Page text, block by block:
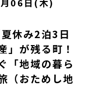
ご希望の場合は下記の
します。※受信制限設
ただけません。その場
できるよう設定をお願
せにはお答えしており
についてお申込はお一
お申込ください。申込
ールアドレスの入力間
室に複数(同性2～4名程
ー対応について個別の
る！「おためし地域留
を詳しく知りたい方
でのオンライン配信
て、以下の2つのステッ
ライン説明会（アーカイ
域留学」を知りたい方
きる「おためし地域留
しました。中学生一人
「安全面」や「事務局
います。ぜひ、ご自宅
ブ動画を視聴す
ご案内する予定です。必
出水駅 8月3日(月)
日(水) 12:00 解散【対
※1室に複数名(同性)で宿
行代金に含まれる費用
泊費（2泊分）・プログ
食事代*以下の費用は参
復交通費・お土産代や
集人数】最大10名（お
者決定】お申し込み多
結果をご連絡いたしま
超える山岳地帯や高原
、新緑、山菜の春、花
とに美しい景色を見る
幡平（とわだはちまん
「安比高原（あっぴこ
ーリゾートとして有名
ができます！そして八
初めて「地球のチカラ
き出す蒸気をそのまま
のエネルギー」を生み
休み2泊3日
」が残る町！
「地域の暮ら
（おためし地